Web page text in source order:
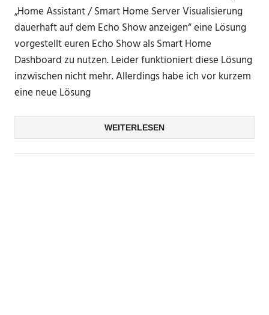
„Home Assistant / Smart Home Server Visualisierung
dauerhaft auf dem Echo Show anzeigen“ eine Lösung
vorgestellt euren Echo Show als Smart Home
Dashboard zu nutzen. Leider funktioniert diese Lösung
inzwischen nicht mehr. Allerdings habe ich vor kurzem
eine neue Lösung
WEITERLESEN